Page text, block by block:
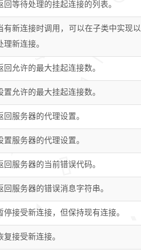
回等待处理的挂起连接的列表。
有新连接时调用，可以在子类中实现以
理新连接。
回允许的最大挂起连接数。
置允许的最大挂起连接数。
回服务器的代理设置。
置服务器的代理设置。
回服务器的当前错误代码。
回服务器的错误消息字符串。
停接受新连接，但保持现有连接。
复接受新连接。